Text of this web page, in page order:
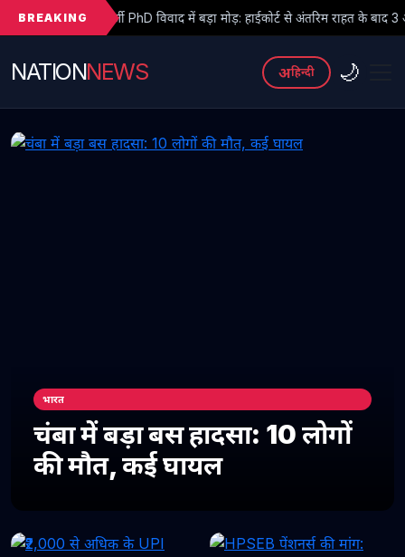
BREAKING
PhD विवाद में बड़ा मोड़: हाईकोर्ट से अंतरिम राहत के बाद 3 असिस्टेंट प्रोफेसरों ने
NATIONNEWS अहिन्दी 🌙
भारत
चंबा में बड़ा बस हादसा: 10 लोगों
की मौत, कई घायल